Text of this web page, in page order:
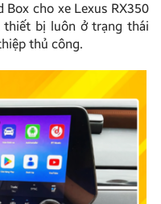
cho xe Lexus RX350
thiết bị luôn ở trạng thái
thủ công.